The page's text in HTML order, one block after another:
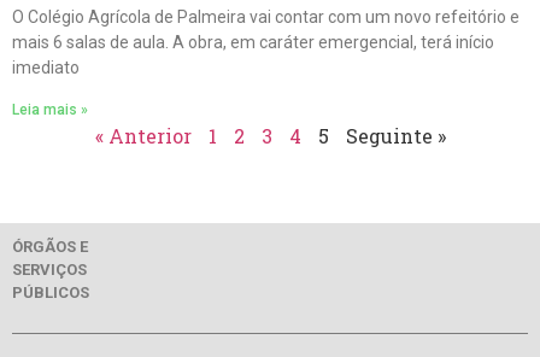
O Colégio Agrícola de Palmeira vai contar com um novo refeitório e
mais 6 salas de aula. A obra, em caráter emergencial, terá início
imediato
Leia mais »
« Anterior 1 2 3 4 5 Seguinte »
ÓRGÃOS E
SERVIÇOS
PÚBLICOS